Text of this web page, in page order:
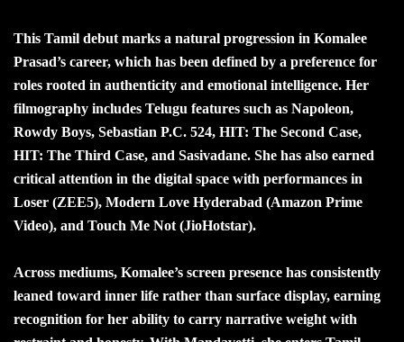
This Tamil debut marks a natural progression in Komalee
Prasad’s career, which has been defined by a preference for
roles rooted in authenticity and emotional intelligence. Her
filmography includes Telugu features such as Napoleon,
Rowdy Boys, Sebastian P.C. 524, HIT: The Second Case,
HIT: The Third Case, and Sasivadane. She has also earned
critical attention in the digital space with performances in
Loser (ZEE5), Modern Love Hyderabad (Amazon Prime
Video), and Touch Me Not (JioHotstar).
Across mediums, Komalee’s screen presence has consistently
leaned toward inner life rather than surface display, earning
recognition for her ability to carry narrative weight with